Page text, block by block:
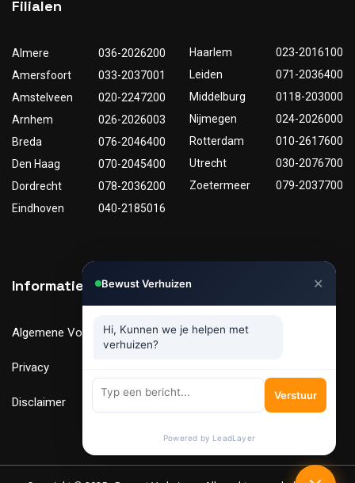
Filialen
Almere
036-2026200
Amersfoort
033-2037001
Amstelveen
020-2247200
Arnhem
026-2026003
Breda
076-2046400
Den Haag
070-2045400
Dordrecht
078-2036200
Eindhoven
040-2185016
Haarlem
023-2016100
Leiden
071-2036400
Middelburg
0118-203000
Nijmegen
024-2026000
Rotterdam
010-2617600
Utrecht
030-2076700
Zoetermeer
079-2037700
Informatie
Algemene Voorwaarden
Privacy
Disclaimer
Nuttige links
Tarieven
Bewust Verhuizen ✕
Hi, Kunnen we je helpen met
verhuizen?
Verstuur
Powered by LeadLayer